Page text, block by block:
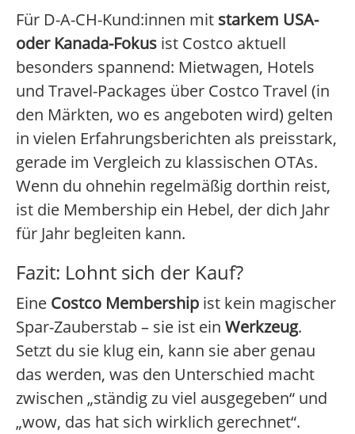
Für D-A-CH-Kund:innen mit starkem USA-
oder Kanada-Fokus ist Costco aktuell
besonders spannend: Mietwagen, Hotels
und Travel-Packages über Costco Travel (in
den Märkten, wo es angeboten wird) gelten
in vielen Erfahrungsberichten als preisstark,
gerade im Vergleich zu klassischen OTAs.
Wenn du ohnehin regelmäßig dorthin reist,
ist die Membership ein Hebel, der dich Jahr
für Jahr begleiten kann.
Fazit: Lohnt sich der Kauf?
Eine Costco Membership ist kein magischer
Spar-Zauberstab – sie ist ein Werkzeug.
Setzt du sie klug ein, kann sie aber genau
das werden, was den Unterschied macht
zwischen „ständig zu viel ausgegeben“ und
„wow, das hat sich wirklich gerechnet“.